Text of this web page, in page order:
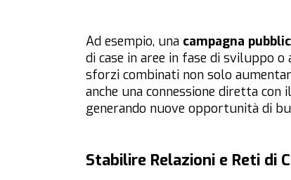
Ad esempio, una campagna
di case in aree in fase di sviluppo
sforzi combinati non solo
anche una connessione diretta
generando nuove opportunità di
Stabilire Relazioni e Reti di